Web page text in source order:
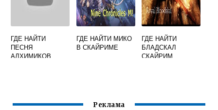
ГДЕ НАЙТИ
ПЕСНЯ
АЛХИМИКОВ
ГДЕ НАЙТИ МИКО
В СКАЙРИМЕ
ГДЕ НАЙТИ
БЛАДСКАЛ
СКАЙРИМ
Реклама